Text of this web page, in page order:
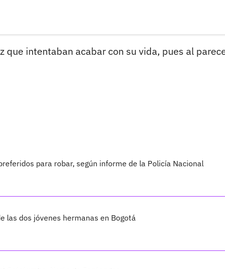
que intentaban acabar con su vida, pues al
para robar, según informe de la Policía Nacional
las dos jóvenes hermanas en Bogotá